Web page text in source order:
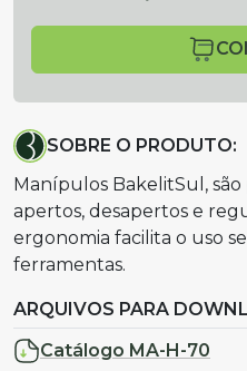
SOBRE O PRODUTO:
Manípulos BakelitSul, são
apertos, desapertos e
ergonomia facilita o uso
ferramentas.
ARQUIVOS PARA
Catálogo MA-H-70